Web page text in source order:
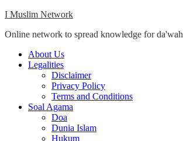
Skip
content
I Muslim Network
Online network to spread knowledge for da'wah
Close
Menu
About Us
Legalities
Disclaimer
Privacy Policy
Terms and Conditions
Soal Agama
Doa
Dunia Islam
Hukum